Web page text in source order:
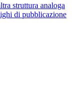
struttura analoga
di pubblicazione